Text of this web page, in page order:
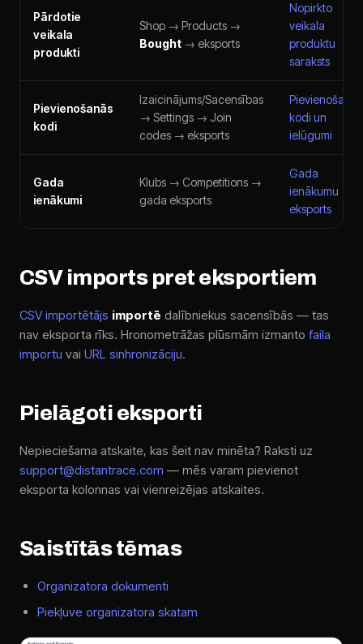
Pārdotie
veikala
produkti
Shop → Products →
Bought → eksports
Nopirkto
veikala
produktu
saraksts
Pievienošanās
kodi
Izaicinājums/Sacensības
→ Settings → Join
codes → eksports
Pievienošanās
kodi un
ielūgumi
Gada
ienākumi
Klubs → Competitions →
gada eksports
Gada
ienākumu
eksports
CSV imports pret eksportiem
CSV importētājs importē dalībniekus sacensībās — tas
nav eksporta rīks. Hronometrāžas plūsmām izmanto faila
importu vai URL sinhronizāciju.
Pielāgoti eksporti
Nepieciešama atskaite, kas šeit nav minēta? Raksti uz
support@distantrace.com — mēs varam pievienot
eksporta kolonnas vai vienreizējas atskaites.
Saistītās tēmas
Organizatora dokumenti
Piekļuve organizatora skatam